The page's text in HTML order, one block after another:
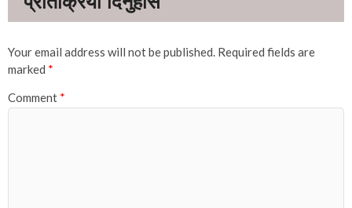
Your email address will not be published. Required fields are
marked *
Comment *